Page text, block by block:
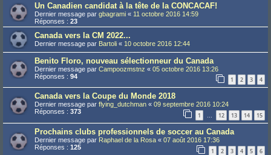
Un Canadien candidat à la tête de la CONCACAF!
Dernier message par gbagrami « 11 octobre 2016 14:59
Réponses : 23
Canada vers la CM 2022...
Dernier message par Bartoli « 10 octobre 2016 12:44
Benito Floro, nouveau sélectionneur du Canada
Dernier message par Campoozmstnz « 05 octobre 2016 13:26
Réponses : 94 1 2 3 4
Canada vers la Coupe du Monde 2018
Dernier message par flying_dutchman « 09 septembre 2016 10:24
Réponses : 373 1 … 12 13 14 15
Prochains clubs professionnels de soccer au Canada
Dernier message par Raphael de la Rosa « 07 août 2016 17:36
Réponses : 125 1 2 3 4 5 6